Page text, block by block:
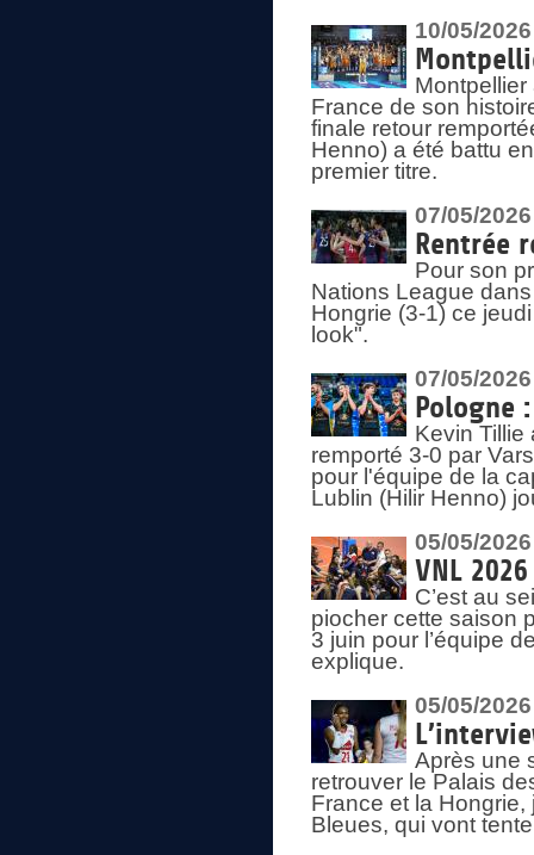
10/05/2026
France de son
finale retour
Henno) a été battu
premier titre.
07/05/2026
Rentrée
Pour son
Nations League
Hongrie (3-1) ce
look".
07/05/2026
Pologne
Kevin Tillie
remporté 3-0 par
pour l'équipe de la
Lublin (Hilir Henno)
05/05/2026
VNL
C’est au
piocher cette saison
3 juin pour l’équipe
explique.
05/05/2026
Après une
retrouver le Palais
France et la Hongrie,
Bleues, qui vont